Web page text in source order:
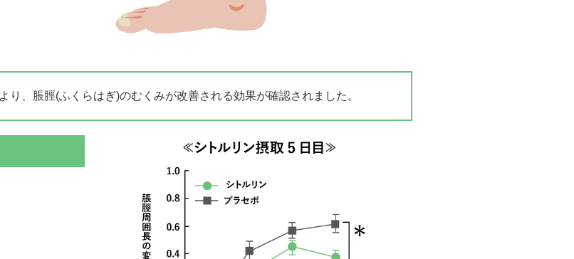
り、脹脛(ふくらはぎ)のむくみが改善される効果が確認されました。